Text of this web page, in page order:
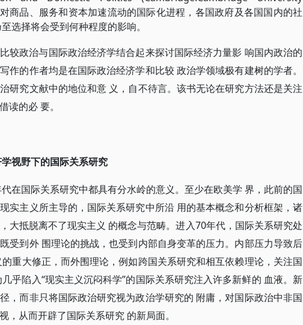
商品、服务和资本加速流动的国际化进程，各国政府及各国国内的社
选择将会受到何种程度的影响。
较政治与国际政治经济学结合起来探讨国际经济力量影 响国内政治的
作的作者均是在国际政治经济学和比较 政治学领域极有建树的学者。
研究文献中的地位和意 义，自不待言。该书无论在研究方法还是关注
读的必 要。
视野下的国际关系研究
在国际关系研究中都具有分水岭的意义。至少在欧美学 界，此前的国
实主义所主导的，国际关系研究中所沿 用的基本概念和分析框架，诸
大抵脱离不了现实主义 的概念与范畴。进入70年代，国际关系研究处
受到外 围理论的挑战，也受到内部自身变革的压力。内部压力导致后
重大修正，而外围理论，例如跨国关系研究和相互依赖理论，关注国
乎陷入“现实主义沉闷科学”的国际关系研究注入许多新鲜的 血液。新
，而非只将国际政治研究视为政治学研究的 附庸，对国际政治中非国
，从而开辟了国际关系研究 的新局面。